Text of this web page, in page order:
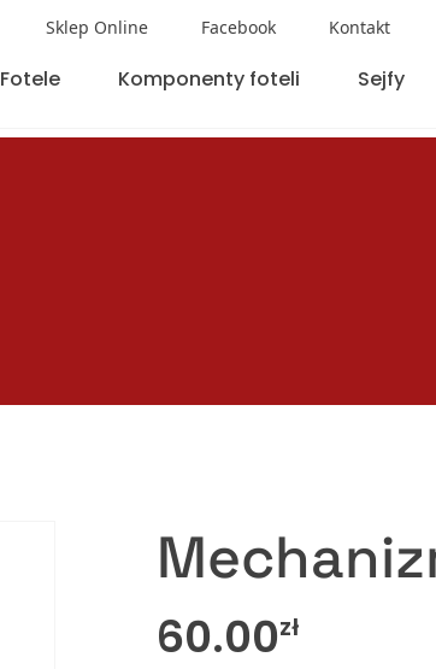
Sklep Online Facebook Kontakt
Fotele Komponenty foteli Sejfy
60.00zł